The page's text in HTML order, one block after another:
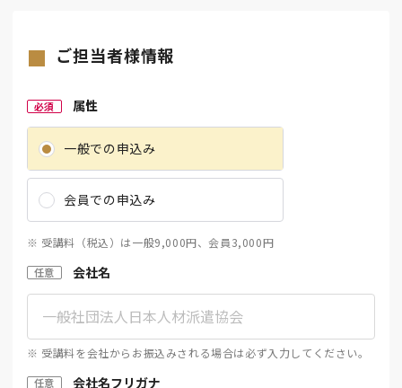
ご担当者様情報
必須 属性
一般での申込み
会員での申込み
※ 受講料（税込）は一般9,000円、会員3,000円
任意 会社名
※ 受講料を会社からお振込みされる場合は必ず入力してください。
任意 会社名フリガナ